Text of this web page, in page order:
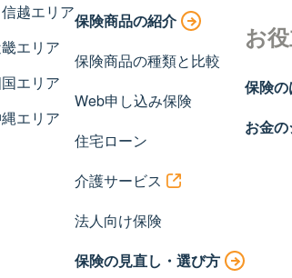
越エリア
エリア
エリア
エリア
保険商品の紹介
保険商品の種類と比較
Web申し込み保険
住宅ローン
介護サービス
法人向け保険
保険の見直し・選び方
お
保険の
お金